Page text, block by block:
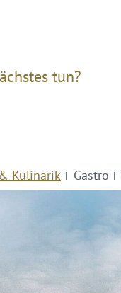
tun?
Kulinarik Gastro